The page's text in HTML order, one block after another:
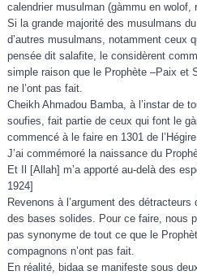
calendrier musulman (gàmmu en wolof,
Si la grande majorité des musulmans
d’autres musulmans, notamment ceux
pensée dit salafite, le considèrent
simple raison que le Prophète –Paix et
ne l’ont pas fait.
Cheikh Ahmadou Bamba, à l’instar de
soufies, fait partie de ceux qui font le
commencé à le faire en 1301 de
J’ai commémoré la naissance du
Et Il [Allah] m’a apporté au-delà des
1924]
Revenons à l’argument des
des bases solides. Pour ce faire, nous
pas synonyme de tout ce que le
compagnons n’ont pas fait.
En réalité, bidaa se manifeste sous